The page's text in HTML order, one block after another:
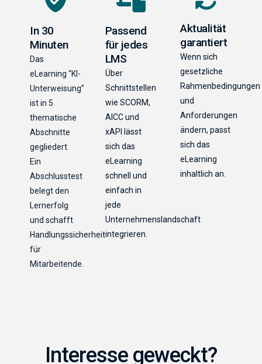
In 30
Minuten
Das
eLearning “KI-
Unterweisung”
ist in 5
thematische
Abschnitte
gegliedert.
Ein
Abschlusstest
belegt den
Lernerfolg
und schafft
Handlungssicherheit
für
Mitarbeitende.
Passend
für jedes
LMS
Über
Schnittstellen
wie SCORM,
AICC und
xAPI lässt
sich das
eLearning
schnell und
einfach in
jede
Unternehmenslandschaft
integrieren.
Aktualität
garantiert
Wenn sich
gesetzliche
Rahmenbedingungen
und
Anforderungen
ändern, passt
sich das
eLearning
inhaltlich an.
Interesse geweckt?